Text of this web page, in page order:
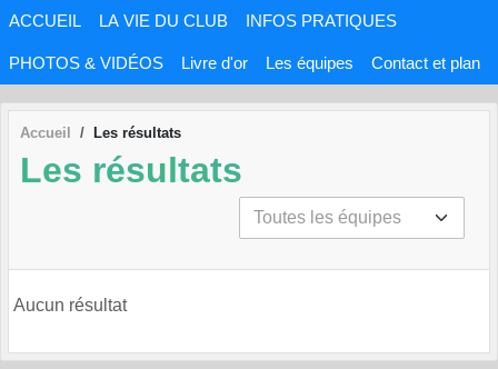
ACCUEIL LA VIE DU CLUB INFOS PRATIQUES
PHOTOS & VIDÉOS Livre d'or Les équipes Contact et plan
Accueil Les résultats
Les résultats
Aucun résultat
Panneau de gestion des cookies